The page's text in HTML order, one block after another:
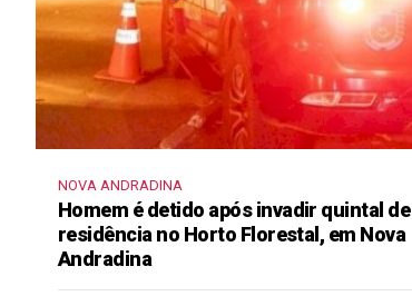
NOVA ANDRADINA
Homem é detido após invadir quintal de
residência no Horto Florestal, em Nova
Andradina